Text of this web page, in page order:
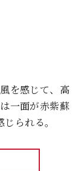
を感じて、 高
一面が赤紫蘇
られる。